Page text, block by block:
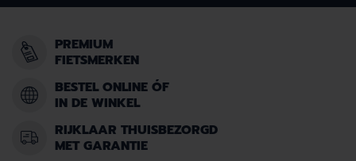
PREMIUM
FIETSMERKEN
BESTEL ONLINE ÓF
IN DE WINKEL
RIJKLAAR THUISBEZORGD
MET GARANTIE